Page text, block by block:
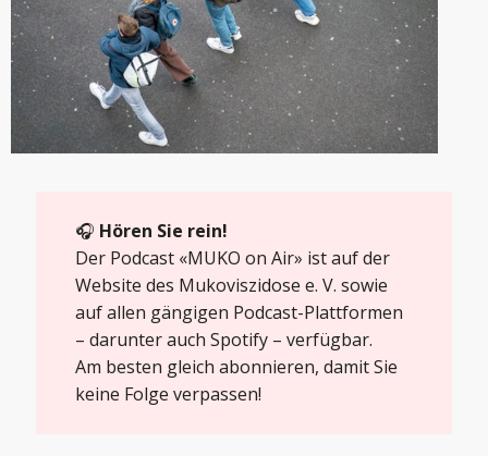
🎧 Hören Sie rein!
Der Podcast «MUKO on Air» ist auf der
Website des Mukoviszidose e. V. sowie
auf allen gängigen Podcast-Plattformen
– darunter auch Spotify – verfügbar.
Am besten gleich abonnieren, damit Sie
keine Folge verpassen!